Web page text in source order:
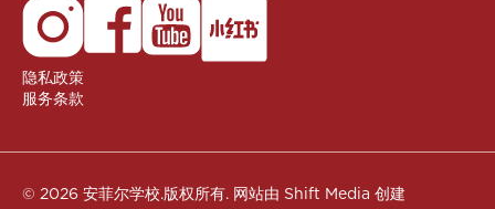
隐私政策
服务条款
© 2026 安菲尔学校.版权所有. 网站由 Shift Media 创建